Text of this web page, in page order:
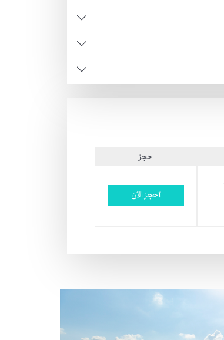
حجز
أحجز الأن